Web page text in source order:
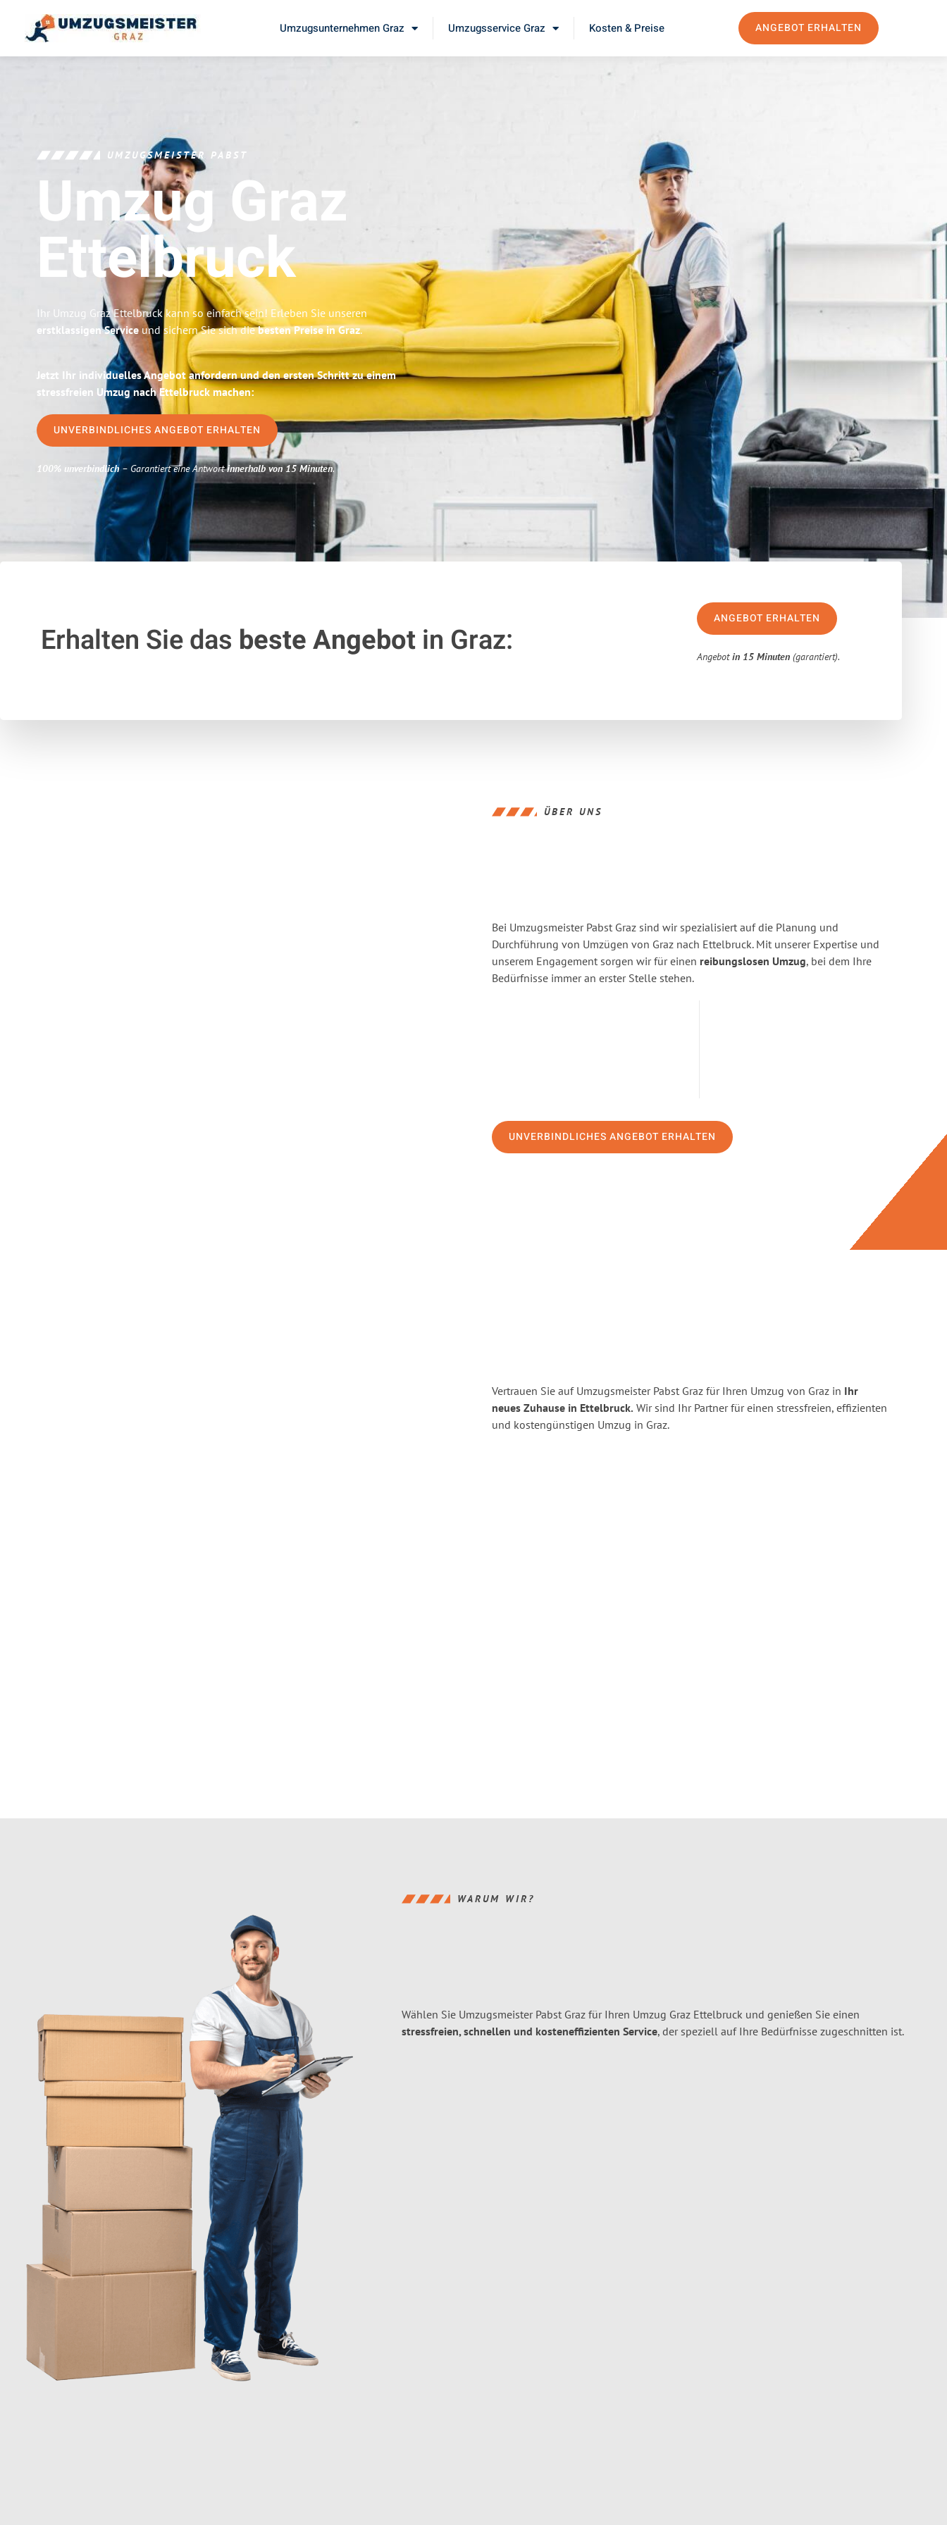
Umzugsunternehmen Graz Umzugsservice Graz Kosten & Preise ANGEBOT ERHALTEN
UMZUGSMEISTER PABST
Umzug Graz
Ettelbruck
Ihr Umzug Graz Ettelbruck kann so einfach sein! Erleben Sie unseren
erstklassigen Service und sichern Sie sich diebesten Preise in Graz.
Jetzt Ihr individuelles Angebot anfordern und den ersten Schritt zu einem
stressfreien Umzug nach Ettelbruck machen:
UNVERBINDLICHES ANGEBOT ERHALTEN
100% unverbindlich– Garantiert eine Antwortinnerhalb von 15 Minuten.
Erhalten Sie das beste Angebotin Graz:
ANGEBOT ERHALTEN
Angebotin 15 Minuten (garantiert).
ÜBER UNS
Bei Umzugsmeister Pabst Graz sind wir spezialisiert auf die Planung und
Durchführung von Umzügen von Graz nach Ettelbruck. Mit unserer Expertise und
unserem Engagement sorgen wir für einen reibungslosen Umzug, bei dem Ihre
Bedürfnisse immer an erster Stelle stehen.
UNVERBINDLICHES ANGEBOT ERHALTEN
Vertrauen Sie auf Umzugsmeister Pabst Graz für Ihren Umzug von Graz in Ihr
neues Zuhause in Ettelbruck. Wir sind Ihr Partner für einen stressfreien, effizienten
und kostengünstigen Umzug in Graz.
WARUM WIR?
Wählen Sie Umzugsmeister Pabst Graz für Ihren Umzug Graz Ettelbruck und genießen Sie einen
stressfreien, schnellen und kosteneffizienten Service, der speziell auf Ihre Bedürfnisse zugeschnitten ist.